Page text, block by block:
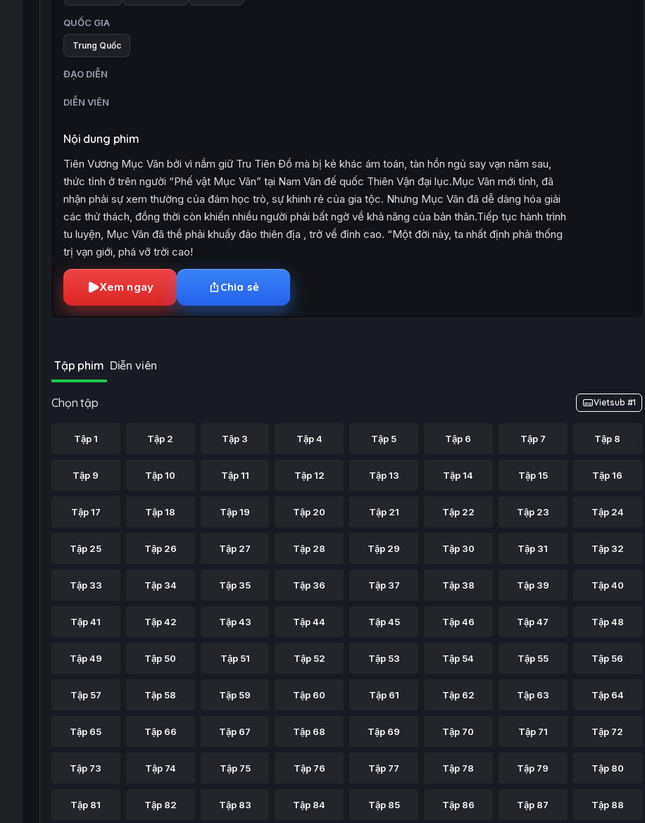
QUỐC GIA
Trung Quốc
ĐẠO DIỄN
DIỄN VIÊN
Nội dung phim
Tiên Vương Mục Vân bởi vì nắm giữ Tru Tiên Đồ mà bị kẻ khác ám toán, tàn hồn ngủ say vạn năm sau,
thức tỉnh ở trên người “Phế vật Mục Vân” tại Nam Vân đế quốc Thiên Vận đại lục.Mục Vân mới tỉnh, đã
nhận phải sự xem thường của đám học trò, sự khinh rẻ của gia tộc. Nhưng Mục Vân đã dễ dàng hóa giải
các thử thách, đồng thời còn khiến nhiều người phải bất ngờ về khả năng của bản thân.Tiếp tục hành trình
tu luyện, Mục Vân đã thề phải khuấy đảo thiên địa , trở về đỉnh cao. “Một đời này, ta nhất định phải thống
trị vạn giới, phá vỡ trời cao!
Xem ngay Chia sẻ
Tập phim Diễn viên
Chọn tập Vietsub #1
Tập 1 Tập 2 Tập 3 Tập 4 Tập 5 Tập 6 Tập 7 Tập 8
Tập 9 Tập 10 Tập 11 Tập 12 Tập 13 Tập 14 Tập 15 Tập 16
Tập 17 Tập 18 Tập 19 Tập 20 Tập 21 Tập 22 Tập 23 Tập 24
Tập 25 Tập 26 Tập 27 Tập 28 Tập 29 Tập 30 Tập 31 Tập 32
Tập 33 Tập 34 Tập 35 Tập 36 Tập 37 Tập 38 Tập 39 Tập 40
Tập 41 Tập 42 Tập 43 Tập 44 Tập 45 Tập 46 Tập 47 Tập 48
Tập 49 Tập 50 Tập 51 Tập 52 Tập 53 Tập 54 Tập 55 Tập 56
Tập 57 Tập 58 Tập 59 Tập 60 Tập 61 Tập 62 Tập 63 Tập 64
Tập 65 Tập 66 Tập 67 Tập 68 Tập 69 Tập 70 Tập 71 Tập 72
Tập 73 Tập 74 Tập 75 Tập 76 Tập 77 Tập 78 Tập 79 Tập 80
Tập 81 Tập 82 Tập 83 Tập 84 Tập 85 Tập 86 Tập 87 Tập 88